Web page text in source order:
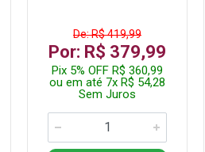
De: R$ 419,99
Por: R$ 379,99
Pix 5% OFF R$ 360,99
ou em até 7x R$ 54,28
Sem Juros